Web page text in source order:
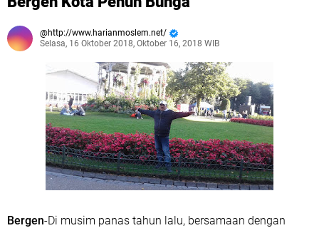
http://www.harianmoslem.net/
Selasa, 16 Oktober 2018, Oktober 16, 2018 WIB
Bergen-Di musim panas tahun lalu, bersamaan dengan